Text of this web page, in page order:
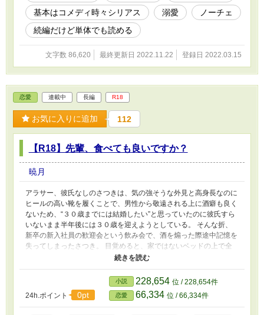
いろいろ発覚し、戸惑う双子。 そして、それを影ながら（？）フ
ォロー（？？）しようと頑張る大人達。 レオンとサクラは、普通
（？）に平和で楽しい学園生活を送って卒業したい。 だけど、そ
こには異世界からやって来たというサクラと同じ黒髪の”聖女”と呼
ばれる少女も入学してきたのだった…… そのまんまですが、基本
的にドタバタなコメディです。← R18としていますが、しばらくは
てきますが広い心で見ていただけたら嬉しいです。 ≪2023/11/9加
筆≫ 書き進める上で手が止まる原因にもなったのですが、 ・どう
しても前作の主人公（サーヤ）を含めた子供達や精霊王様達が最強
すぎる。 ・今作から登場した転生聖女よりも双子や他の兄妹たち
にスポットが当たりそう（小話もそちら中心なら結構思い浮かぶ
ｗ） 等の理由から、タイトルを改めて修正しました。 当時は更新
を急ぐばかりに、大筋を決めないまま発信した自分を悔いています
orz 少し書き進めているモノの、まだ多忙ではあるためある程度ま
とまりができてから更新予定です。 他のお話も含め、どんなに時
みいただけたら幸いです。
基本はコメディ時々シリアス 溺愛
ノーチェ
続編だけど単体でも読める
文字数 86,620 最終更新日 2022.11.22 登録日 2022.03.15
恋愛 連載中 長編 R18
お気に入りに追加 112
【R18】先輩、食べても良いですか？
暁月
アラサー、彼氏なしのさつきは、気の強そうな外見と高身長なのに
ヒールの高い靴を履くことで、男性から敬遠される上に酒癖も良く
ないため、“３０歳までには結婚したい”と思っていたのに彼氏すら
いないまま半年後には３０歳を迎えようとしている。 そんな折、
新卒の新入社員の歓迎会という飲み会で、酒を煽った際途中記憶を
失ってしまったさつき。 目覚めると、家ではないベッドの上で全
裸の自分。 そして、すぐそばには裸の男性の後姿…… 隣にいたの
は、新卒の新入社員で、自分が教育係を務めている小野大樹だっ
た。 「どうしよう？！もしかしなくても、後輩くんとシちゃった
の？？！！」 身体の関係（？）から始まる先輩と後輩の、すれ違
いラブコメです。 --------------------- ※更新は1～2日に1話を目安に
7：00更新の予定です。 （たまにズレるかもしれませんが…）
24h.ポイント 0pt
小説 228,654 位 / 228,654件
恋愛 66,334 位 / 66,334件